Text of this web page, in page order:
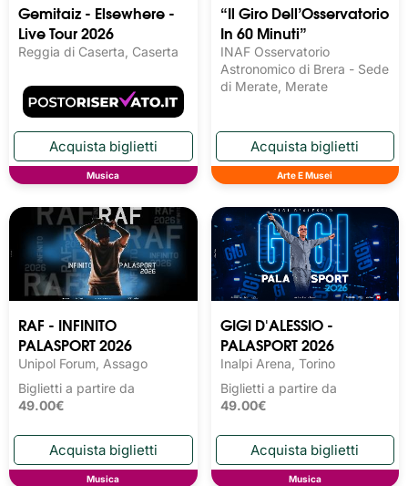
Gemitaiz - Elsewhere -
Live Tour 2026
Reggia di Caserta, Caserta
Musica
“Il Giro Dell’Osservatorio
In 60 Minuti”
INAF Osservatorio
Astronomico di Brera - Sede
di Merate, Merate
Arte E Musei
RAF - INFINITO
PALASPORT 2026
Unipol Forum, Assago
Biglietti a partire da
49.00€
Musica
GIGI D'ALESSIO -
PALASPORT 2026
Inalpi Arena, Torino
Biglietti a partire da
49.00€
Musica